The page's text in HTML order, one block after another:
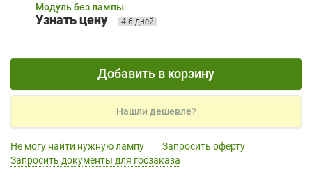
Модуль без лампы
Узнать цену 4-6 дней
Добавить в корзину
Нашли дешевле?
Не могу найти нужную лампу
Запросить оферту
Запросить документы для госзаказа